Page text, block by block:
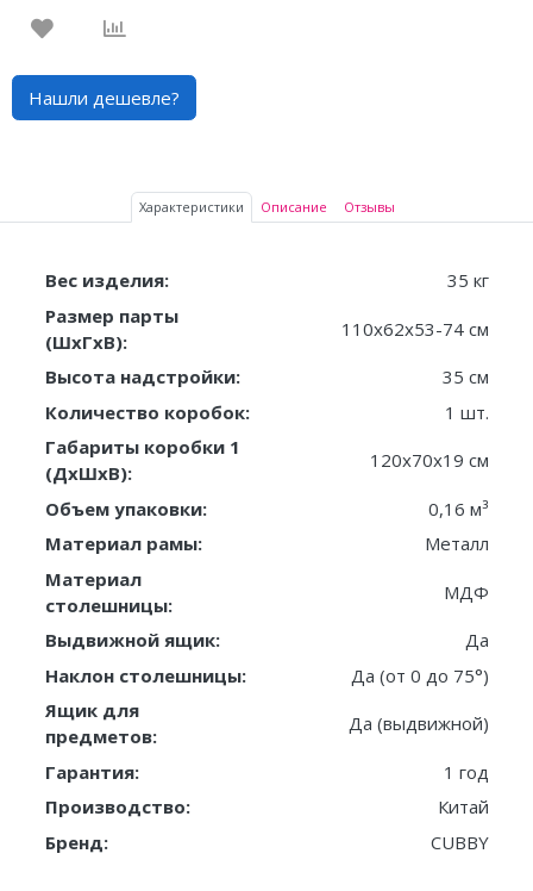
Нашли дешевле?
Характеристики Описание Отзывы
Вес изделия:
35 кг
Размер парты
(ШxГxВ):
110х62х53-74 см
Высота надстройки:
35 см
Количество коробок:
1 шт.
Габариты коробки 1
(ДxШxВ):
120х70х19 см
Объем упаковки:
0,16 м³
Материал рамы:
Металл
Материал
столешницы:
МДФ
Выдвижной ящик:
Да
Наклон столешницы:
Да (от 0 до 75°)
Ящик для
предметов:
Да (выдвижной)
Гарантия:
1 год
Производство:
Китай
Бренд:
CUBBY